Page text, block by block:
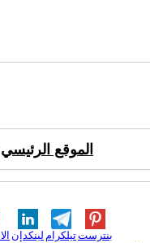
الموقع الرئيسي
لينكدإن تيلكرامبنترست